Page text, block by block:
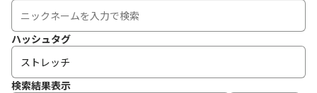
ハッシュタグ
検索結果表示